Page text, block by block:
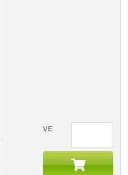
VE